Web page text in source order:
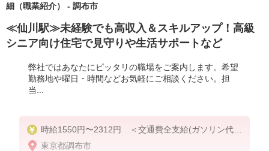
細（職業紹介） - 調布市
≪仙川駅≫未経験でも高収入＆スキルアップ！高級
シニア向け住宅で見守りや生活サポートなど
弊社ではあなたにピッタリの職場をご案内します。希望
勤務地や曜日・時間などお気軽にご相談ください。担
当...
時給1550円〜2312円 ＜交通費全支給(ガソリン代含
む)＞
東京都調布市